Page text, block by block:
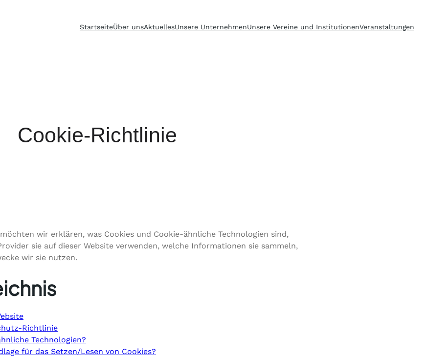
StartseiteÜber unsAktuellesUnsere UnternehmenUnsere Vereine und InstitutionenVeranstaltungen
Cookie-Richtlinie
wir erklären, was Cookies und Cookie-ähnliche Technologien sind,
sie auf dieser Website verwenden, welche Informationen sie sammeln,
wir sie nutzen.
Richtlinie
Technologien?
für das Setzen/Lesen von Cookies?